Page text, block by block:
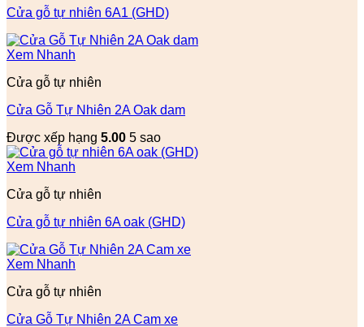
Cửa gỗ tự nhiên 6A1 (GHD)
Xem Nhanh
Cửa gỗ tự nhiên
Cửa Gỗ Tự Nhiên 2A Oak dam
Được xếp hạng 5.00 5 sao
Xem Nhanh
Cửa gỗ tự nhiên
Cửa gỗ tự nhiên 6A oak (GHD)
Xem Nhanh
Cửa gỗ tự nhiên
Cửa Gỗ Tự Nhiên 2A Cam xe